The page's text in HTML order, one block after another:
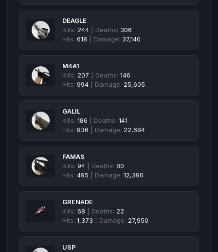
DEAGLE
Kills: 244 | Deaths: 306
Hits: 618 | Damage: 37,140
M4A1
Kills: 207 | Deaths: 146
Hits: 994 | Damage: 25,605
GALIL
Kills: 186 | Deaths: 141
Hits: 836 | Damage: 22,684
FAMAS
Kills: 94 | Deaths: 80
Hits: 495 | Damage: 12,390
GRENADE
Kills: 68 | Deaths: 22
Hits: 1,373 | Damage: 27,950
USP